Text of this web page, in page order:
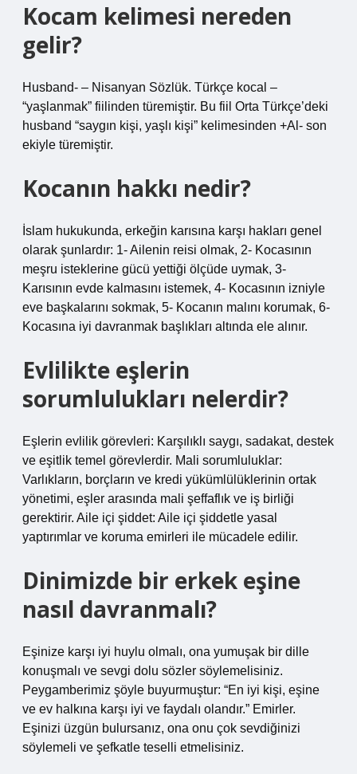
Kocam kelimesi nereden
gelir?
Husband- – Nisanyan Sözlük. Türkçe kocal –
“yaşlanmak” fiilinden türemiştir. Bu fiil Orta Türkçe’deki
husband “saygın kişi, yaşlı kişi” kelimesinden +Al- son
ekiyle türemiştir.
Kocanın hakkı nedir?
İslam hukukunda, erkeğin karısına karşı hakları genel
olarak şunlardır: 1- Ailenin reisi olmak, 2- Kocasının
meşru isteklerine gücü yettiği ölçüde uymak, 3-
Karısının evde kalmasını istemek, 4- Kocasının izniyle
eve başkalarını sokmak, 5- Kocanın malını korumak, 6-
Kocasına iyi davranmak başlıkları altında ele alınır.
Evlilikte eşlerin
sorumlulukları nelerdir?
Eşlerin evlilik görevleri: Karşılıklı saygı, sadakat, destek
ve eşitlik temel görevlerdir. Mali sorumluluklar:
Varlıkların, borçların ve kredi yükümlülüklerinin ortak
yönetimi, eşler arasında mali şeffaflık ve iş birliği
gerektirir. Aile içi şiddet: Aile içi şiddetle yasal
yaptırımlar ve koruma emirleri ile mücadele edilir.
Dinimizde bir erkek eşine
nasıl davranmalı?
Eşinize karşı iyi huylu olmalı, ona yumuşak bir dille
konuşmalı ve sevgi dolu sözler söylemelisiniz.
Peygamberimiz şöyle buyurmuştur: “En iyi kişi, eşine
ve ev halkına karşı iyi ve faydalı olandır.” Emirler.
Eşinizi üzgün bulursanız, ona onu çok sevdiğinizi
söylemeli ve şefkatle teselli etmelisiniz.